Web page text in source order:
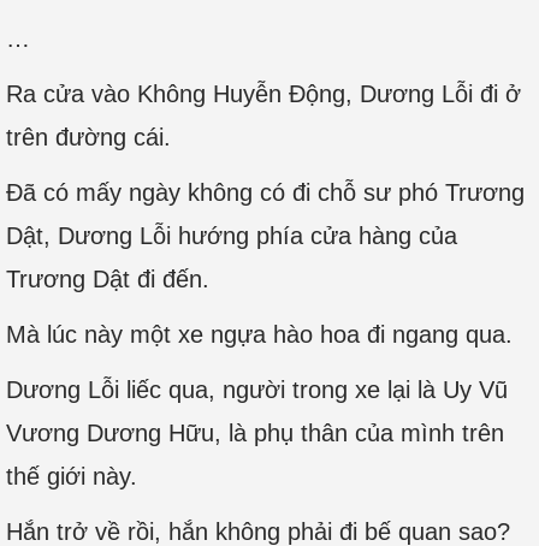
…
Ra cửa vào Không Huyễn Động, Dương Lỗi đi ở
trên đường cái.
Đã có mấy ngày không có đi chỗ sư phó Trương
Dật, Dương Lỗi hướng phía cửa hàng của
Trương Dật đi đến.
Mà lúc này một xe ngựa hào hoa đi ngang qua.
Dương Lỗi liếc qua, người trong xe lại là Uy Vũ
Vương Dương Hữu, là phụ thân của mình trên
thế giới này.
Hắn trở về rồi, hắn không phải đi bế quan sao?